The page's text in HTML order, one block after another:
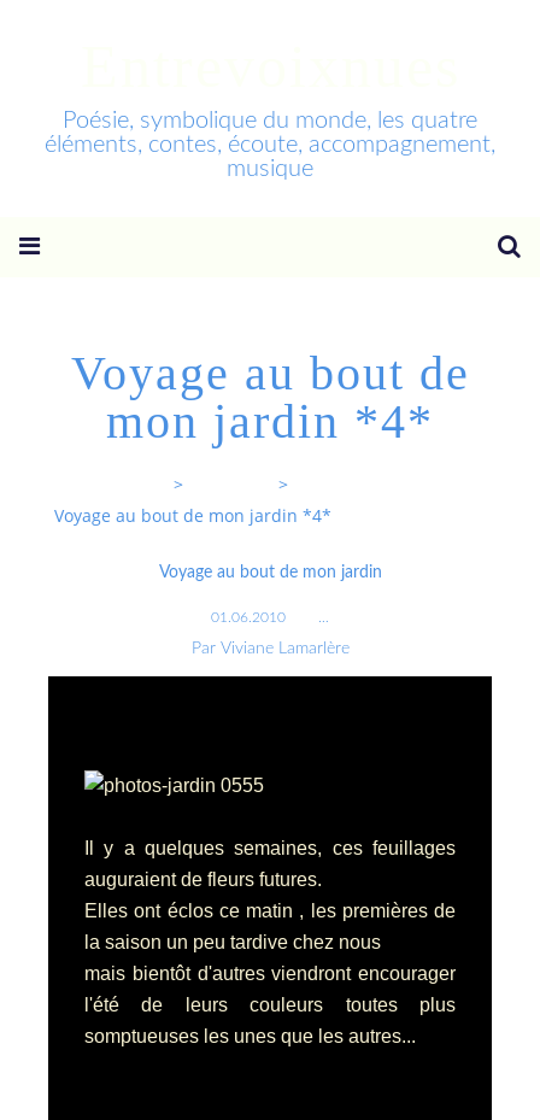
Poésie, symbolique du monde, les quatre
éléments, contes, écoute, accompagnement,
musique
Voyage au bout de
mon jardin *4*
>
>
Voyage au bout de mon jardin *4*
Voyage au bout de mon jardin
01.06.2010
Par Viviane Lamarlère
Il y a quelques semaines, ces feuillages
auguraient de fleurs futures.
Elles ont éclos ce matin , les premières de
la saison un peu tardive chez nous
mais bientôt d'autres viendront encourager
l'été de leurs couleurs toutes plus
somptueuses les unes que les autres...